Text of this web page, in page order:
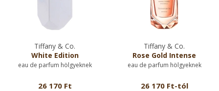
Tiffany & Co.
White Edition
eau de parfum hölgyeknek
26 170 Ft
Tiffany & Co.
Rose Gold Intense
eau de parfum hölgyeknek
26 170 Ft-tól